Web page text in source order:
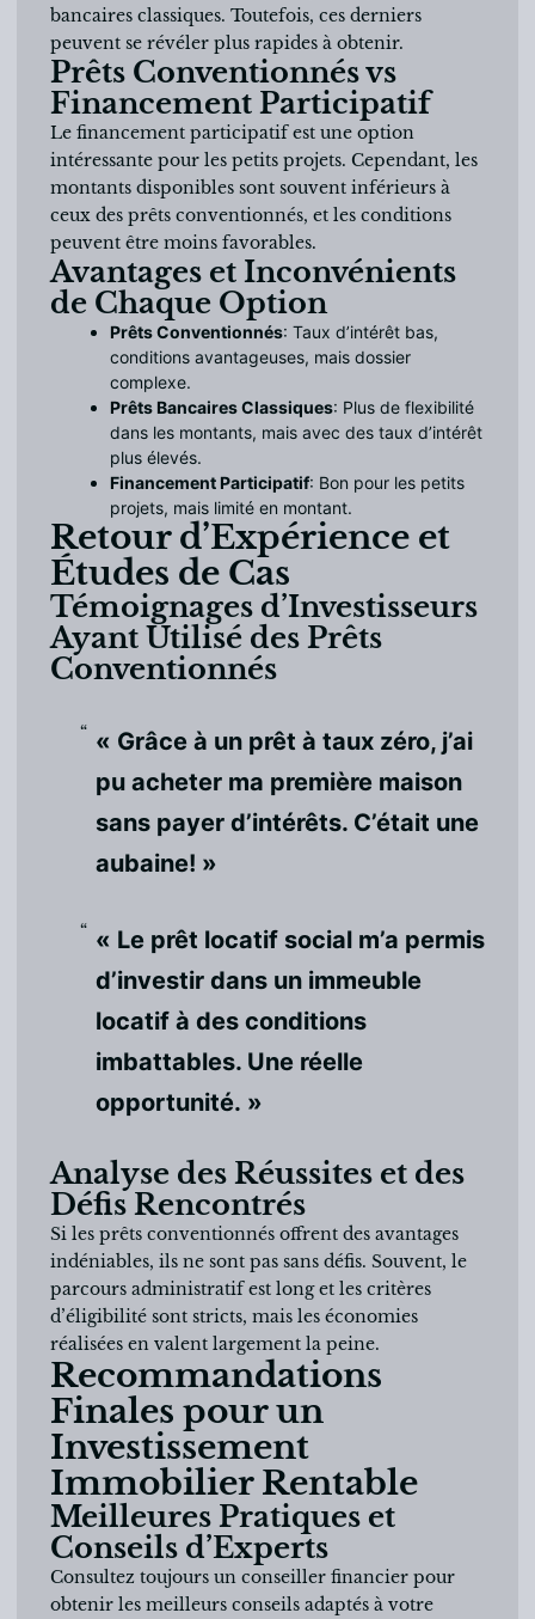
bancaires classiques. Toutefois, ces derniers
peuvent se révéler plus rapides à obtenir.
Prêts Conventionnés vs
Financement Participatif
Le financement participatif est une option
intéressante pour les petits projets. Cependant, les
montants disponibles sont souvent inférieurs à
ceux des prêts conventionnés, et les conditions
peuvent être moins favorables.
Avantages et Inconvénients
de Chaque Option
Prêts Conventionnés: Taux d’intérêt bas,
conditions avantageuses, mais dossier
complexe.
Prêts Bancaires Classiques: Plus de flexibilité
dans les montants, mais avec des taux d’intérêt
plus élevés.
Financement Participatif: Bon pour les petits
projets, mais limité en montant.
Retour d’Expérience et
Études de Cas
Témoignages d’Investisseurs
Ayant Utilisé des Prêts
Conventionnés
« Grâce à un prêt à taux zéro, j’ai
pu acheter ma première maison
sans payer d’intérêts. C’était une
aubaine! »
« Le prêt locatif social m’a permis
d’investir dans un immeuble
locatif à des conditions
imbattables. Une réelle
opportunité. »
Analyse des Réussites et des
Défis Rencontrés
Si les prêts conventionnés offrent des avantages
indéniables, ils ne sont pas sans défis. Souvent, le
parcours administratif est long et les critères
d’éligibilité sont stricts, mais les économies
réalisées en valent largement la peine.
Recommandations
Finales pour un
Investissement
Immobilier Rentable
Meilleures Pratiques et
Conseils d’Experts
Consultez toujours un conseiller financier pour
obtenir les meilleurs conseils adaptés à votre